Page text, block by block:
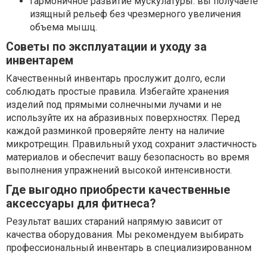
изящный рельеф без чрезмерного увеличения
объема мышц.
Советы по эксплуатации и уходу за
инвентарем
Качественный инвентарь прослужит долго, если
соблюдать простые правила. Избегайте хранения
изделий под прямыми солнечными лучами и не
используйте их на абразивных поверхностях. Перед
каждой разминкой проверяйте ленту на наличие
микротрещин. Правильный уход сохранит эластичность
материалов и обеспечит вашу безопасность во время
выполнения упражнений высокой интенсивности.
Где выгодно приобрести качественные
аксессуары для фитнеса?
Результат ваших стараний напрямую зависит от
качества оборудования. Мы рекомендуем выбирать
профессиональный инвентарь в специализированном